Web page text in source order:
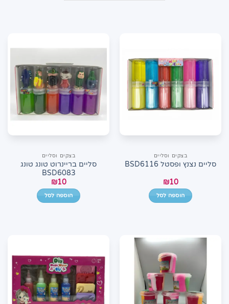
בצקים וסליים
סליים נצנץ ופסטל BSD6116
₪10
הוספה לסל
בצקים וסליים
סליים בריינרוט טונג טונג
BSD6083
₪10
הוספה לסל